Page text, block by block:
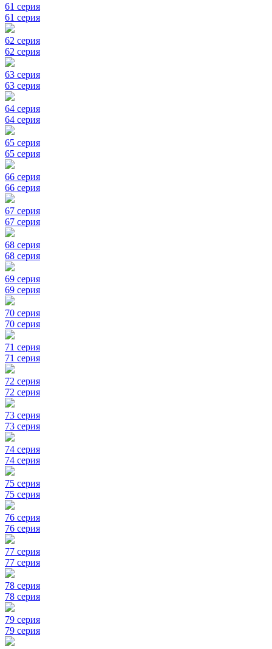
61 серия
61 серия
62 серия
62 серия
63 серия
63 серия
64 серия
64 серия
65 серия
65 серия
66 серия
66 серия
67 серия
67 серия
68 серия
68 серия
69 серия
69 серия
70 серия
70 серия
71 серия
71 серия
72 серия
72 серия
73 серия
73 серия
74 серия
74 серия
75 серия
75 серия
76 серия
76 серия
77 серия
77 серия
78 серия
78 серия
79 серия
79 серия